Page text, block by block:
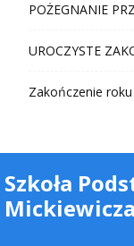
POŻEGNANIE
UROCZYSTE
Zakończenie
Szkoła